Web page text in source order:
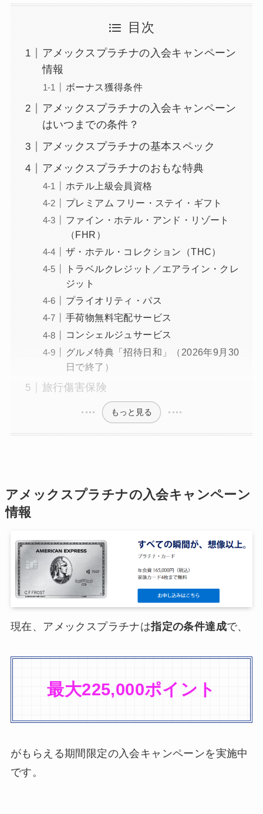
目次
アメックスプラチナの入会キャンペーン
情報
ボーナス獲得条件
アメックスプラチナの入会キャンペーン
はいつまでの条件？
アメックスプラチナの基本スペック
アメックスプラチナのおもな特典
ホテル上級会員資格
プレミアム フリー・ステイ・ギフト
ファイン・ホテル・アンド・リゾート
（FHR）
ザ・ホテル・コレクション（THC）
トラベルクレジット／エアライン・クレ
ジット
プライオリティ・パス
手荷物無料宅配サービス
コンシェルジュサービス
グルメ特典「招待日和」（2026年9月30
日で終了）
旅行傷害保険
もっと見る
アメックスプラチナの入会キャンペーン
情報
現在、アメックスプラチナは指定の条件達成で、
最大225,000ポイント
がもらえる期間限定の入会キャンペーンを実施中
です。